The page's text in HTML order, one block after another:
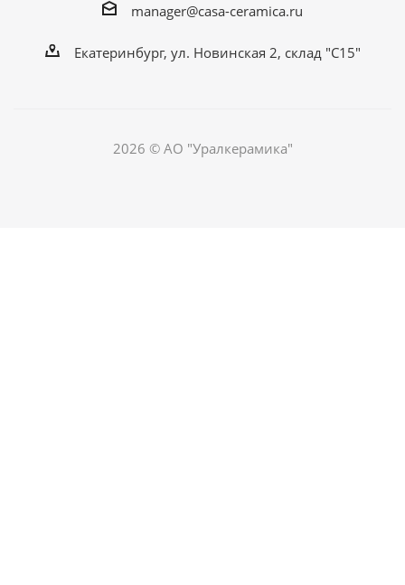
manager@casa-ceramica.ru
Екатеринбург, ул. Новинская 2, склад "С15"
2026 © АО "Уралкерамика"